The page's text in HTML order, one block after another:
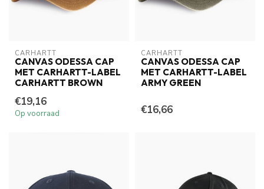
CARHARTT
CANVAS ODESSA CAP
MET CARHARTT-LABEL
CARHARTT BROWN
€19,16
Op voorraad
CARHARTT
CANVAS ODESSA CAP
MET CARHARTT-LABEL
ARMY GREEN
€16,66